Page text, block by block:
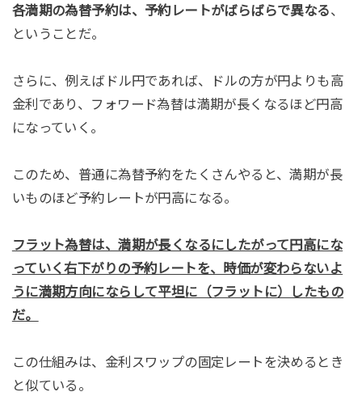
各満期の為替予約は、予約レートがばらばらで異なる、
ということだ。
さらに、例えばドル円であれば、ドルの方が円よりも高
金利であり、フォワード為替は満期が長くなるほど円高
になっていく。
このため、普通に為替予約をたくさんやると、満期が長
いものほど予約レートが円高になる。
フラット為替は、満期が長くなるにしたがって円高にな
っていく右下がりの予約レートを、時価が変わらないよ
うに満期方向にならして平坦に（フラットに）したもの
だ。
この仕組みは、金利スワップの固定レートを決めるとき
と似ている。